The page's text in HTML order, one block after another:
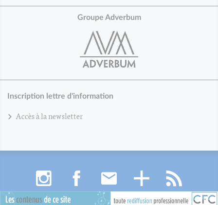
Groupe Adverbum
Inscription lettre d'information
Accès à la newsletter